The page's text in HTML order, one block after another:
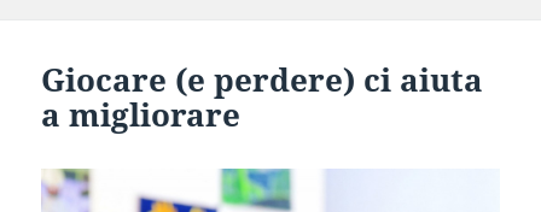
Giocare (e perdere) ci aiuta
a migliorare